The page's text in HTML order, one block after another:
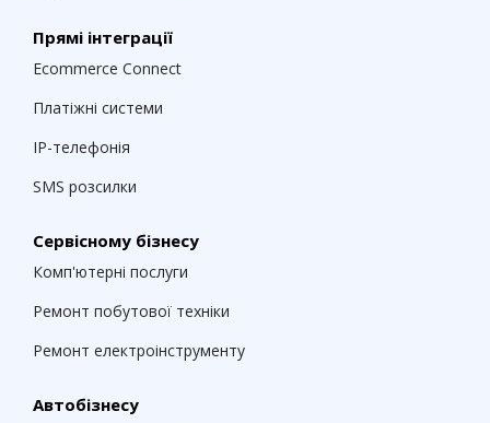
Прямі інтеграції
Ecommerce Connect
Платіжні системи
IP-телефонія
SMS розсилки
Сервісному бізнесу
Комп'ютерні послуги
Ремонт побутової техніки
Ремонт електроінструменту
Автобізнесу